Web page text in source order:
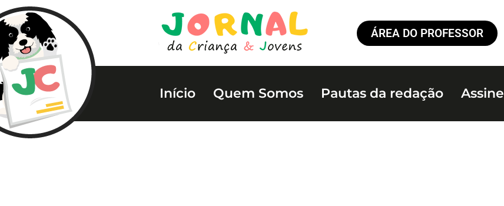
ÁREA DO PROFESSOR
Início Quem Somos Pautas da redação Assine